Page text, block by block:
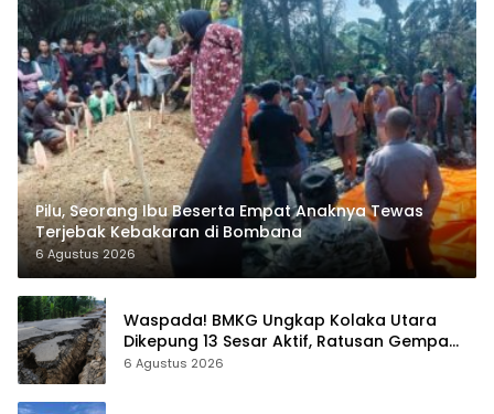
Pilu, Seorang Ibu Beserta Empat Anaknya Tewas
Terjebak Kebakaran di Bombana
6 Agustus 2026
Waspada! BMKG Ungkap Kolaka Utara
Dikepung 13 Sesar Aktif, Ratusan Gempa
Sudah Terekam
6 Agustus 2026